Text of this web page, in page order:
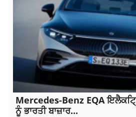
Mercedes-Benz EQA
ਨੂੰ ਭਾਰਤੀ ਬਾਜ਼ਾਰ...